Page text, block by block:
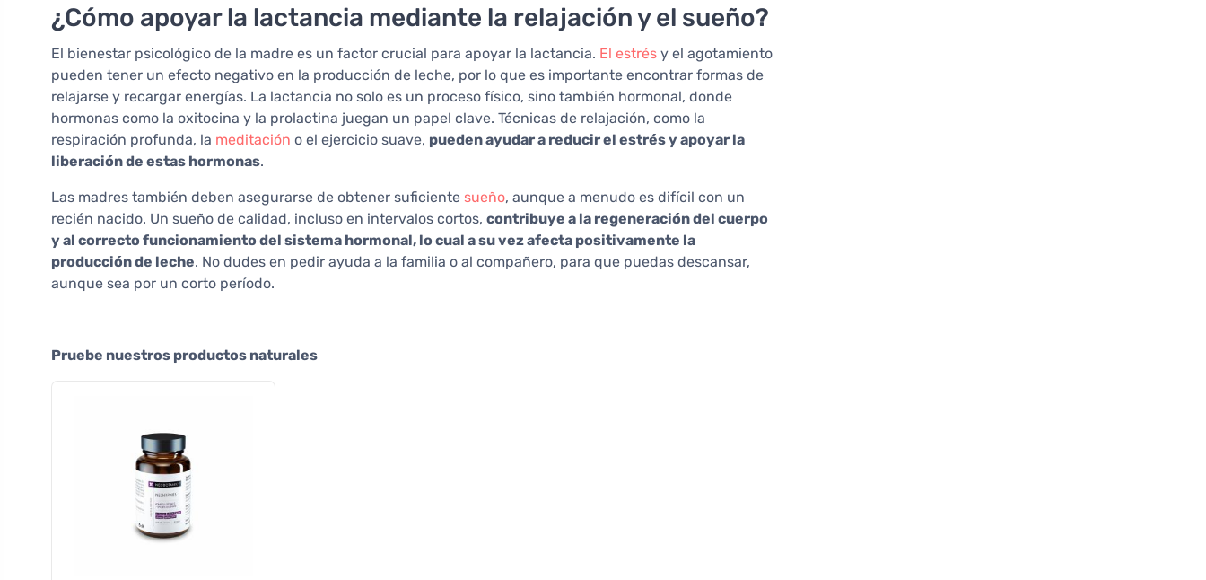
¿Cómo apoyar la lactancia mediante la relajación y el sueño?
El bienestar psicológico de la madre es un factor crucial para apoyar la lactancia. El estrés y el agotamiento
pueden tener un efecto negativo en la producción de leche, por lo que es importante encontrar formas de
relajarse y recargar energías. La lactancia no solo es un proceso físico, sino también hormonal, donde
hormonas como la oxitocina y la prolactina juegan un papel clave. Técnicas de relajación, como la
respiración profunda, la meditación o el ejercicio suave, pueden ayudar a reducir el estrés y apoyar la
liberación de estas hormonas.
Las madres también deben asegurarse de obtener suficiente sueño, aunque a menudo es difícil con un
recién nacido. Un sueño de calidad, incluso en intervalos cortos, contribuye a la regeneración del cuerpo
y al correcto funcionamiento del sistema hormonal, lo cual a su vez afecta positivamente la
producción de leche. No dudes en pedir ayuda a la familia o al compañero, para que puedas descansar,
aunque sea por un corto período.
Pruebe nuestros productos naturales